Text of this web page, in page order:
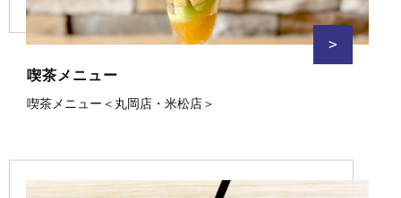
>
喫茶メニュー
喫茶メニュー＜丸岡店・米松店＞